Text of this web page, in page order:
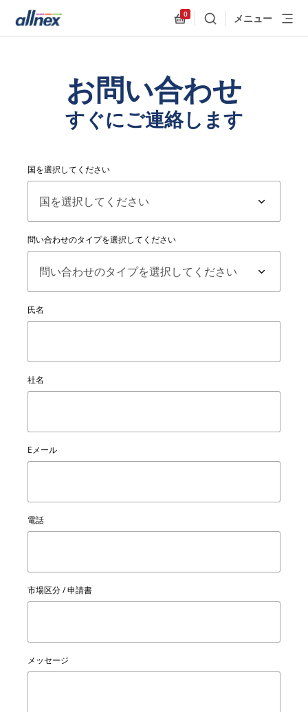
0
検索 メニュー
お問い合わせ
すぐにご連絡します
国を選択してください
問い合わせのタイプを選択してください
氏名
社名
Eメール
電話
市場区分 / 申請書
メッセージ